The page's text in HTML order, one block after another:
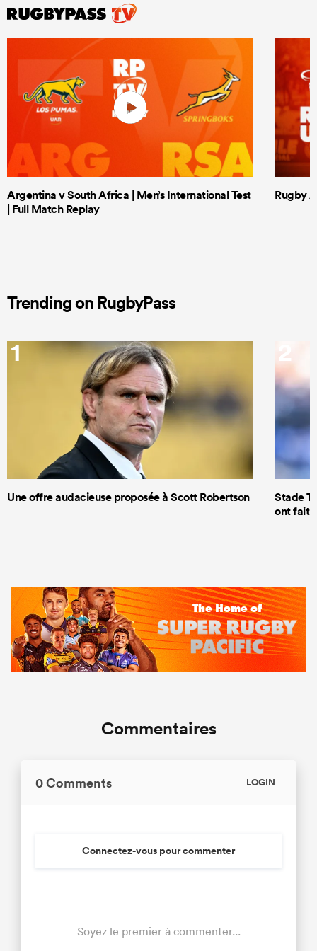
Argentina v South Africa | Men’s International Test
| Full Match Replay
Rugby
Trending on RugbyPass
1
Une offre audacieuse proposée à Scott Robertson
2
Stade
ont fait
Commentaires
0 Comments LOGIN
Connectez-vous pour commenter
Soyez le premier à commenter...